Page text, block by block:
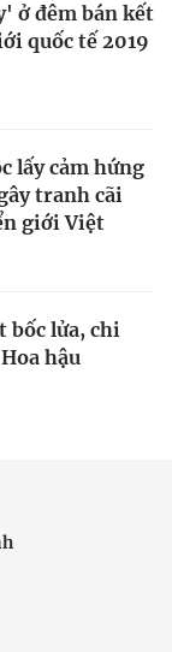
ở đêm bán kết
quốc tế 2019
lấy cảm hứng
tranh cãi
giới Việt
bốc lửa, chi
hậu